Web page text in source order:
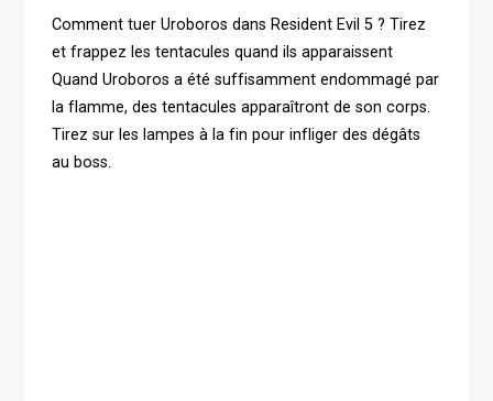
Comment tuer Uroboros dans Resident Evil 5 ? Tirez
et frappez les tentacules quand ils apparaissent
Quand Uroboros a été suffisamment endommagé par
la flamme, des tentacules apparaîtront de son corps.
Tirez sur les lampes à la fin pour infliger des dégâts
au boss.